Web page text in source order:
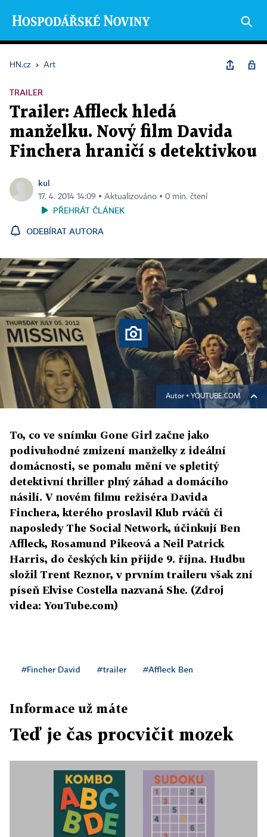
HN.cz › Art
TRAILER
Trailer: Affleck hledá
manželku. Nový film Davida
Finchera hraničí s detektivkou
kul
17. 4. 2014 14:09 ▪ Aktualizováno ▪ 0 min. čtení
PŘEHRÁT ČLÁNEK
ODEBÍRAT AUTORA
Autor ▪ YOUTUBE.COM
To, co ve snímku Gone Girl začne jako
podivuhodné zmizení manželky z ideální
domácnosti, se pomalu mění ve spletitý
detektivní thriller plný záhad a domácího
násilí. V novém filmu režiséra Davida
Finchera, kterého proslavil Klub rváčů či
naposledy The Social Network, účinkují Ben
Affleck, Rosamund Pikeová a Neil Patrick
Harris, do českých kin přijde 9. října. Hudbu
složil Trent Reznor, v prvním traileru však zní
píseň Elvise Costella nazvaná She. (Zdroj
videa: YouTube.com)
#Fincher David #trailer #Affleck Ben
Informace už máte
Teď je čas procvičit mozek